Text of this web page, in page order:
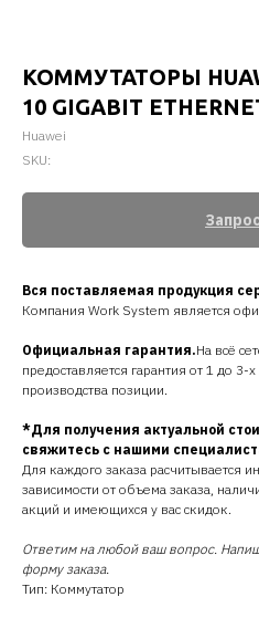
КОММУТАТОРЫ
10 GIGABIT
Huawei
SKU:
Вся поставляемая продукция
Компания Work System является
Официальная гарантия.На всё
предоставляется гарантия от 1 до 3-
производства позиции.
*Для получения актуальной
свяжитесь с нашими
Для каждого заказа расчитывается
зависимости от объема заказа,
акций и имеющихся у вас скидок.
Ответим на любой ваш вопрос.
форму заказа.
Тип: Коммутатор